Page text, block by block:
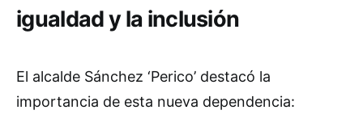
igualdad y la inclusión
El alcalde Sánchez ‘Perico’ destacó la
importancia de esta nueva dependencia: